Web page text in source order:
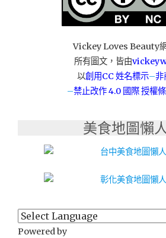
Vickey Loves Beauty
所有圖文，皆由
以創用CC 姓名標示–非
–禁止改作4.0 國際 授權
美食地圖懶
Powered by